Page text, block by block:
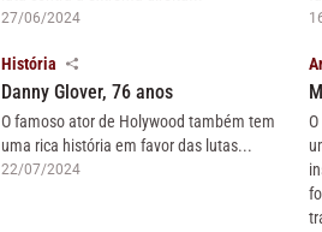
27/06/2024
História
Danny Glover, 76 anos
O famoso ator de Holywood também tem
uma rica história em favor das lutas...
22/07/2024